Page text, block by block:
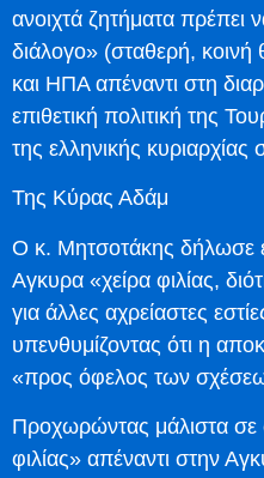
ανοιχτά ζητήματα πρέπει
διάλογο» (σταθερή,
και ΗΠΑ απέναντι στη
επιθετική πολιτική της
της ελληνικής κυριαρχίας
Της Κύρας Αδάμ
Ο κ. Μητσοτάκης δήλωσε
Αγκυρα «χείρα φιλίας,
για άλλες αχρείαστες
υπενθυμίζοντας ότι η
«προς όφελος των
Προχωρώντας μάλιστα σε
φιλίας» απέναντι στην